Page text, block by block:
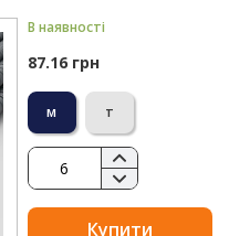
В наявності
87.16 грн
м т
Купити